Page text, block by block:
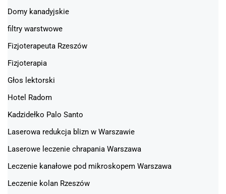
Domy kanadyjskie
filtry warstwowe
Fizjoterapeuta Rzeszów
Fizjoterapia
Głos lektorski
Hotel Radom
Kadzidełko Palo Santo
Laserowa redukcja blizn w Warszawie
Laserowe leczenie chrapania Warszawa
Leczenie kanałowe pod mikroskopem Warszawa
Leczenie kolan Rzeszów